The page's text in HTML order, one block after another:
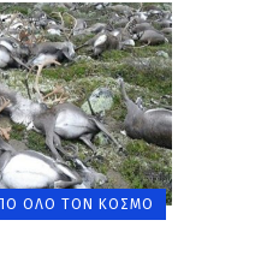
ΌΛΟ ΤΟΝ ΚΌΣΜΟ